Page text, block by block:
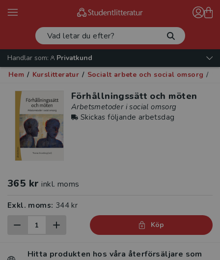
Handlar som:
Privatkund
Hem / Kurslitteratur / Socialt arbete och social omsorg /
Förhållningssätt och möten
Arbetsmetoder i social omsorg
Skickas följande arbetsdag
365 kr inkl. moms
Exkl. moms: 344 kr
Köp
Hitta produkten hos våra återförsäljare som